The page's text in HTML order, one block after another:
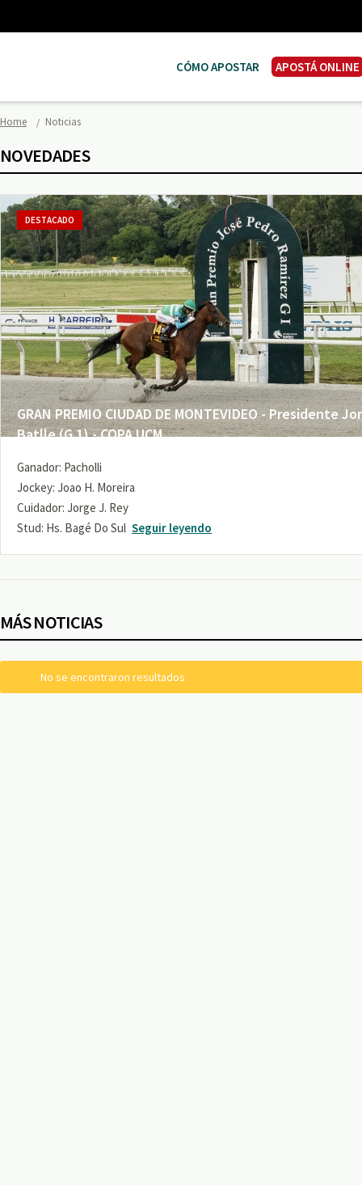
CÓMO APOSTAR APOSTÁ ONLINE
Home Noticias
NOVEDADES
GRAN PREMIO CIUDAD DE MONTEVIDEO - Presidente
Batlle (G 1) - COPA UCM
DESTACADO
Ganador: Pacholli
Jockey: Joao H. Moreira
Cuidador: Jorge J. Rey
Stud: Hs. Bagé Do Sul Seguir leyendo
MÁS NOTICIAS
No se encontraron resultados